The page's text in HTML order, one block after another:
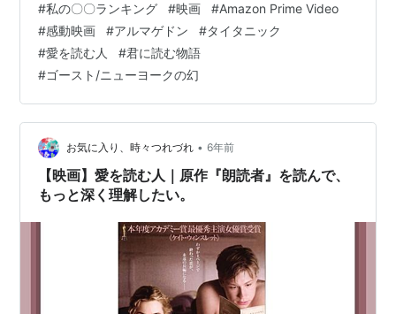
きに涙を流して自分の心に感じるものを再確認したり、
涙を流してすっきりすることも時には必要だと思います
そんなときのお供に、こちらの映画はいかがでしょう
か？それでは、どうぞ！ ▼ジャンル別Amazon Prime
Videoおすすめ作品▼ www.udablog.com www.udab…
#私の〇〇ランキング #映画 #Amazon Prime Video
#感動映画 #アルマゲドン #タイタニック
#愛を読む人 #君に読む物語
#ゴースト/ニューヨークの幻
お気に入り、時々つれづれ • 6年前
【映画】愛を読む人｜原作『朗読者』を読んで、
もっと深く理解したい。